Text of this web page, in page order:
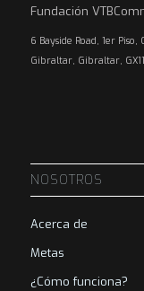
Fundación
6 Bayside Road, 1er Piso,
Gibraltar, Gibraltar,
NOSOTROS
Acerca de
Metas
¿Cómo funciona?